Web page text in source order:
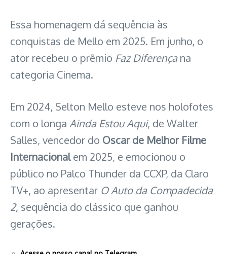
Essa homenagem dá sequência às
conquistas de Mello em 2025. Em junho, o
ator recebeu o prêmio Faz Diferençana
categoria Cinema.
Em 2024, Selton Mello esteve nos holofotes
com o longa Ainda Estou Aqui, de Walter
Salles, vencedor do Oscar de Melhor Filme
Internacionalem 2025, e emocionou o
público no Palco Thunder da CCXP, da Claro
TV+, ao apresentar O Auto da Compadecida
2, sequência do clássico que ganhou
gerações.